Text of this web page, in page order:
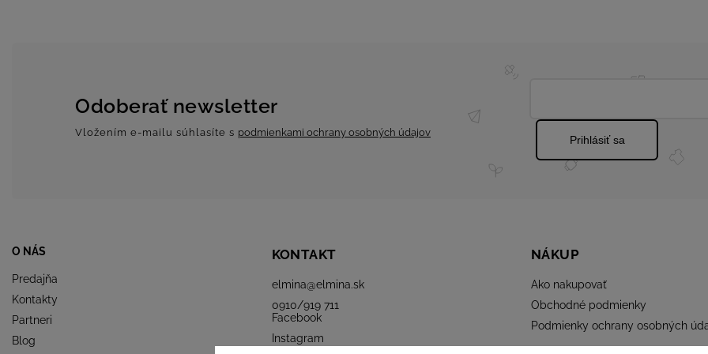
O NÁS
Predajňa
Kontakty
Partneri
Blog
KONTAKT
elmina@elmina.sk
0910/919 711
Facebook
Instagram
NÁKUP
Ako nakupovať
Obchodné podmienky
Podmienky ochrany osobných
Odoberať newsletter
Vložením e-mailu súhlasíte s podmienkami ochrany osobných údajov
Prihlásiť sa